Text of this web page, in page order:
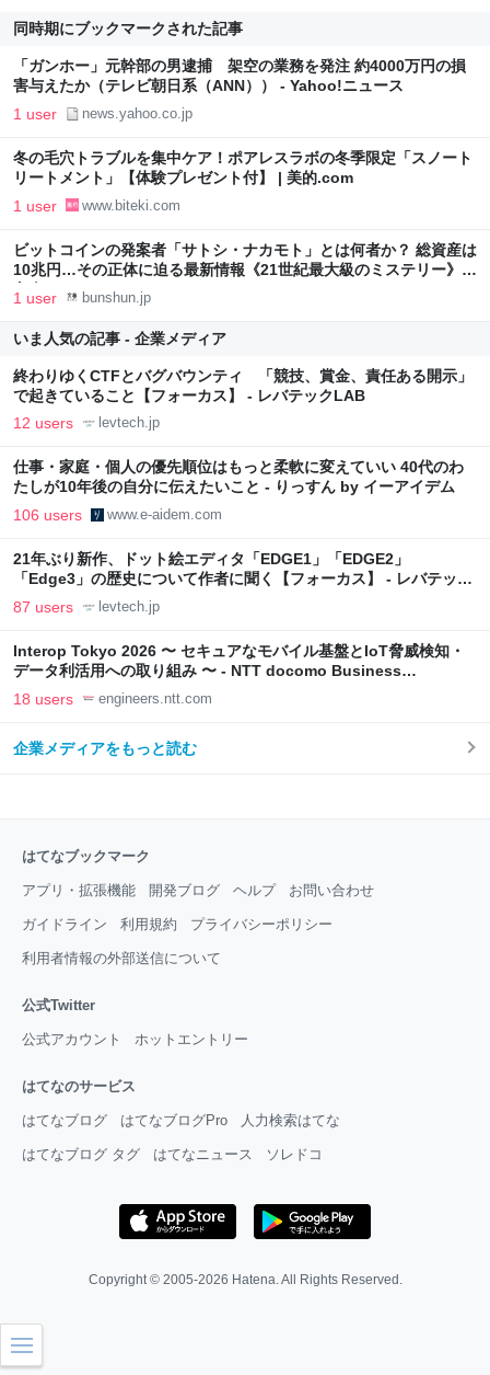
同時期にブックマークされた記事
「ガンホー」元幹部の男逮捕 架空の業務を発注 約4000万円の損
害与えたか（テレビ朝日系（ANN）） - Yahoo!ニュース
1 user news.yahoo.co.jp
冬の毛穴トラブルを集中ケア！ポアレスラボの冬季限定「スノート
リートメント」【体験プレゼント付】 | 美的.com
1 user www.biteki.com
ビットコインの発案者「サトシ・ナカモト」とは何者か？ 総資産は
10兆円…その正体に迫る最新情報《21世紀最大級のミステリー》 |
文春オンライン
1 user bunshun.jp
いま人気の記事 - 企業メディア
終わりゆくCTFとバグバウンティ 「競技、賞金、責任ある開示」
で起きていること【フォーカス】 - レバテックLAB
12 users levtech.jp
仕事・家庭・個人の優先順位はもっと柔軟に変えていい 40代のわ
たしが10年後の自分に伝えたいこと - りっすん by イーアイデム
106 users www.e-aidem.com
21年ぶり新作、ドット絵エディタ「EDGE1」「EDGE2」
「Edge3」の歴史について作者に聞く【フォーカス】 - レバテック
LAB
87 users levtech.jp
Interop Tokyo 2026 〜 セキュアなモバイル基盤とIoT脅威検知・
データ利活用への取り組み 〜 - NTT docomo Business
Engineers' Blog
18 users engineers.ntt.com
企業メディアをもっと読む
はてなブックマーク
アプリ・拡張機能 開発ブログ ヘルプ お問い合わせ
ガイドライン 利用規約 プライバシーポリシー
利用者情報の外部送信について
公式Twitter
公式アカウント ホットエントリー
はてなのサービス
はてなブログ はてなブログPro 人力検索はてな
はてなブログ タグ はてなニュース ソレドコ
Copyright © 2005-2026 Hatena . All Rights Reserved.